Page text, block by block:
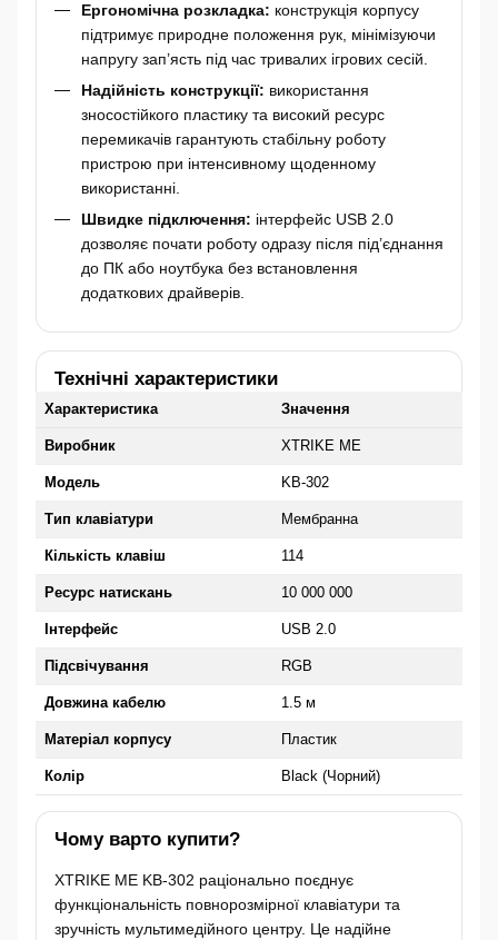
Ергономічна розкладка: конструкція корпусу
підтримує природне положення рук, мінімізуючи
напругу зап’ясть під час тривалих ігрових сесій.
Надійність конструкції: використання
зносостійкого пластику та високий ресурс
перемикачів гарантують стабільну роботу
пристрою при інтенсивному щоденному
використанні.
Швидке підключення: інтерфейс USB 2.0
дозволяє почати роботу одразу після під’єднання
до ПК або ноутбука без встановлення
додаткових драйверів.
Технічні характеристики
Характеристика Значення
Виробник XTRIKE ME
Модель KB-302
Тип клавіатури Мембранна
Кількість клавіш 114
Ресурс натискань 10 000 000
Інтерфейс USB 2.0
Підсвічування RGB
Довжина кабелю 1.5 м
Матеріал корпусу Пластик
Колір Black (Чорний)
Чому варто купити?
XTRIKE ME KB-302 раціонально поєднує
функціональність повнорозмірної клавіатури та
зручність мультимедійного центру. Це надійне